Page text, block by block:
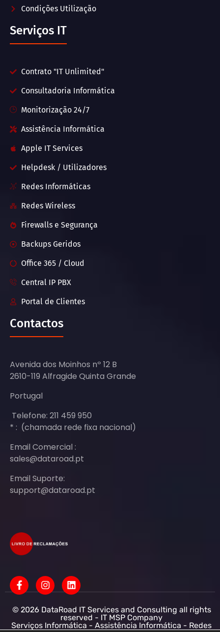
Condições Utilização
Serviços IT
Contrato "IT Unlimited"
Consultadoria Informática
Monitorização 24/7
Assistência Informática
Apple IT Services
Helpdesk / Utilizadores
Redes Informáticas
Redes Wireless
Firewalls e Segurança
Backups Geridos
Office 365 / Cloud
Central IP PBX
Portal de Clientes
Contactos
Avenida dos Moinhos nº 12 B
2610-119 Alfragide Quinta Grande
Portugal
Telefone: 211 459 950
* : (chamada rede fixa nacional)
Email Comercial :
sales@dataroad.pt
Email Suporte:
support@dataroad.pt
© 2026 DataRoad IT Services and Consulting all rights
reserved - IT MSP Company
Serviços Informática - Assistência Informática - Redes